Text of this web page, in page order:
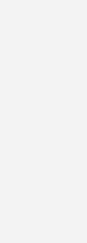
der Branche
Kombikraftwerke
der nächsten
Fläche
künftig der Standard
uns auf Projekte